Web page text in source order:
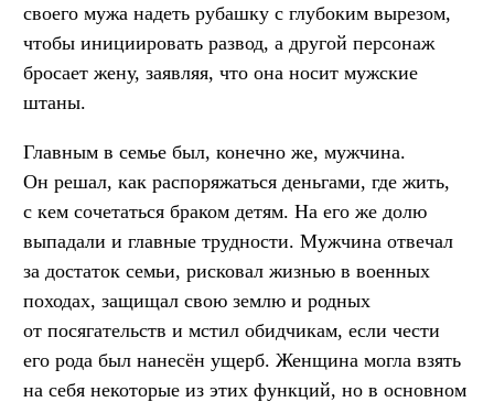
своего мужа надеть рубашку с глубоким вырезом,
чтобы инициировать развод, а другой персонаж
бросает жену, заявляя, что она носит мужские
штаны.
Главным в семье был, конечно же, мужчина.
Он решал, как распоряжаться деньгами, где жить,
с кем сочетаться браком детям. На его же долю
выпадали и главные трудности. Мужчина отвечал
за достаток семьи, рисковал жизнью в военных
походах, защищал свою землю и родных
от посягательств и мстил обидчикам, если чести
его рода был нанесён ущерб. Женщина могла взять
на себя некоторые из этих функций, но в основном